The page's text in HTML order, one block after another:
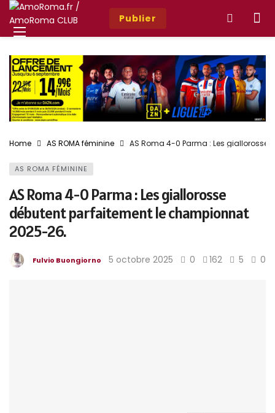
Publier
Home AS ROMA féminine AS Roma 4-0 Parma : Les
AS ROMA FÉMININE
AS Roma 4-0 Parma : Les giallorosse
débutent parfaitement le championnat
2025-26.
Fulvio Buongiorno 5 octobre 2025 0 162 5 0